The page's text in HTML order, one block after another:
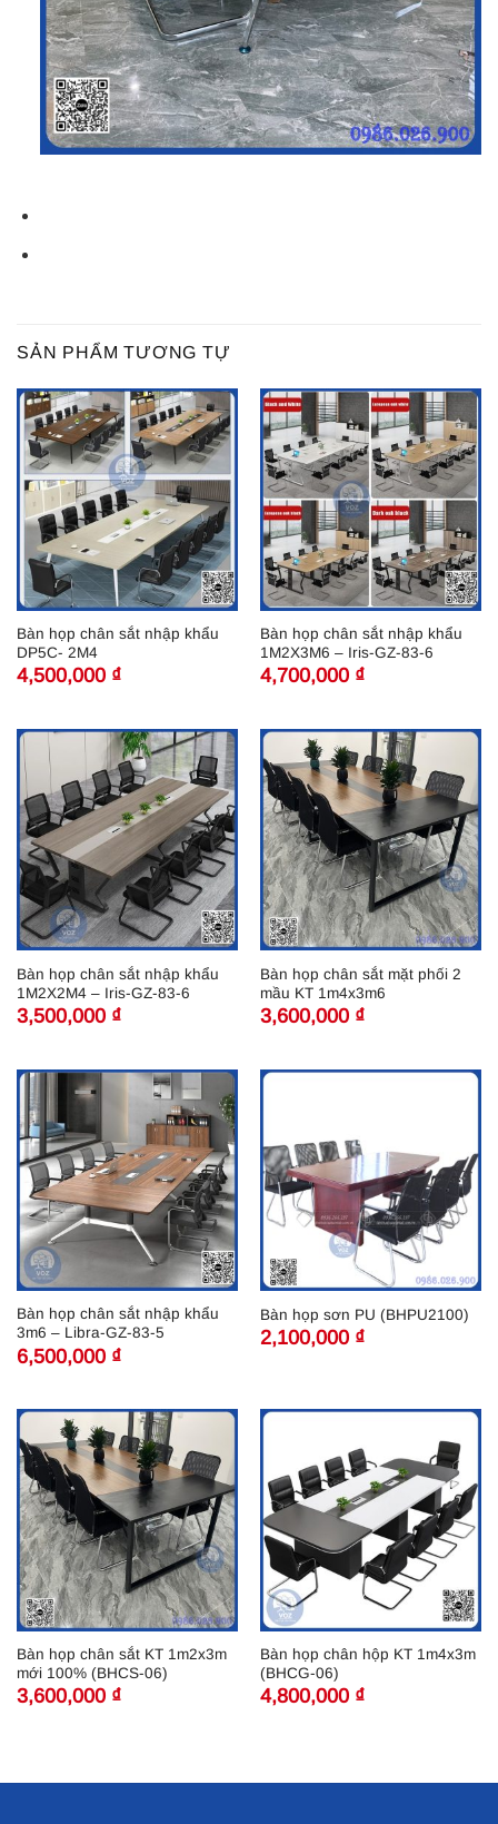
SẢN PHẨM TƯƠNG TỰ
Bàn họp chân sắt nhập khẩu
DP5C- 2M4
4,500,000 ₫
Bàn họp chân sắt nhập khẩu
1M2X3M6 – Iris-GZ-83-6
4,700,000 ₫
Bàn họp chân sắt nhập khẩu
1M2X2M4 – Iris-GZ-83-6
3,500,000 ₫
Bàn họp chân sắt mặt phối 2
mầu KT 1m4x3m6
3,600,000 ₫
Bàn họp chân sắt nhập khẩu
3m6 – Libra-GZ-83-5
6,500,000 ₫
Bàn họp sơn PU (BHPU2100)
2,100,000 ₫
Bàn họp chân sắt KT 1m2x3m
mới 100% (BHCS-06)
3,600,000 ₫
Bàn họp chân hộp KT 1m4x3m
(BHCG-06)
4,800,000 ₫